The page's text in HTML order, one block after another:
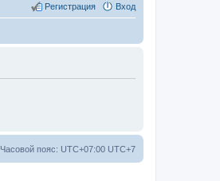
Вход
Регистрация
Часовой пояс: UTC+07:00 UTC+7